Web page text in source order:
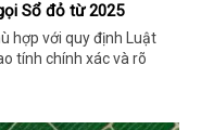
Sổ đỏ từ 2025
hợp với quy định Luật
tính chính xác và rõ